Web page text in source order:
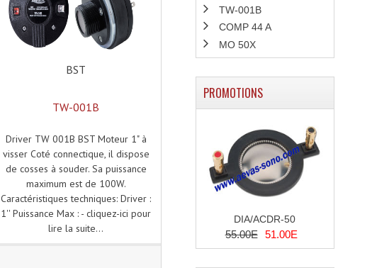
BST
TW-001B
Driver TW 001B BST Moteur 1" à
visser Coté connectique, il dispose
de cosses à souder. Sa puissance
maximum est de 100W.
Caractéristiques techniques: Driver :
1'' Puissance Max : - cliquez-ici pour
lire la suite...
TW-001B
COMP 44 A
MO 50X
PROMOTIONS
DIA/ACDR-50
55.00E 51.00E